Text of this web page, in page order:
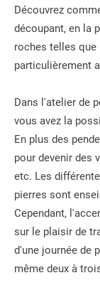
Découvrez
découpant, en la
roches telles
particulièrement
Dans l'atelier de
vous avez la
En plus des
pour devenir des
etc. Les
pierres sont
Cependant,
sur le plaisir de
d'une journée de
même deux à